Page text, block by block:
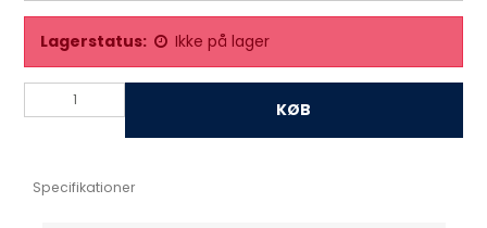
Lagerstatus: Ikke på lager
KØB
Specifikationer